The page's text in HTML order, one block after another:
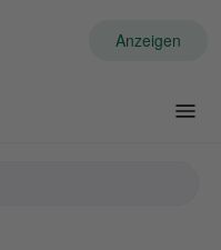
Anzeigen